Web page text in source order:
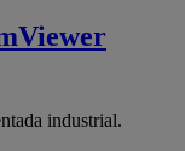
industrial.